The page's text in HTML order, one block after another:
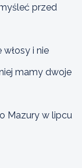
przed
włosy i nie
mamy dwoje
Mazury w lipcu